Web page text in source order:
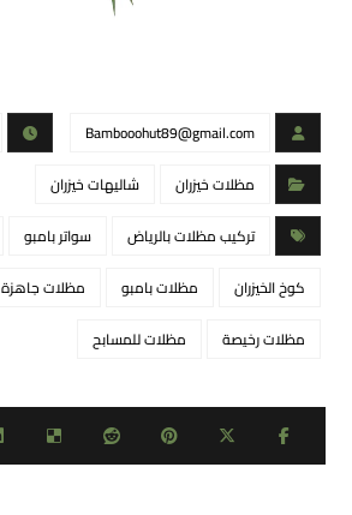
Bambooohut89@gmail.com
مظلات خيزران
شاليهات خيزران
تركيب مظلات بالرياض
سواتر بامبو
كوخ الخيزران
مظلات بامبو مظلات جاهزة
مظلات رخيصة
مظلات للمسابح